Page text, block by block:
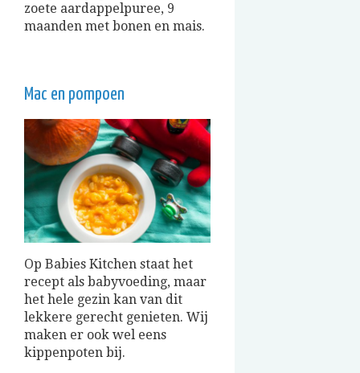
zoete aardappelpuree, 9
maanden met bonen en mais.
Mac en pompoen
Op Babies Kitchen staat het
recept als babyvoeding, maar
het hele gezin kan van dit
lekkere gerecht genieten. Wij
maken er ook wel eens
kippenpoten bij.